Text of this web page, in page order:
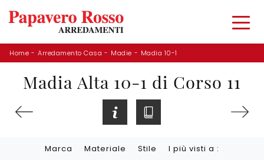
Home - Arredamento Casa - Madie - Madia 10-1
Madia Alta 10-1 di Corso 11
Marca Materiale Stile I più visti a :